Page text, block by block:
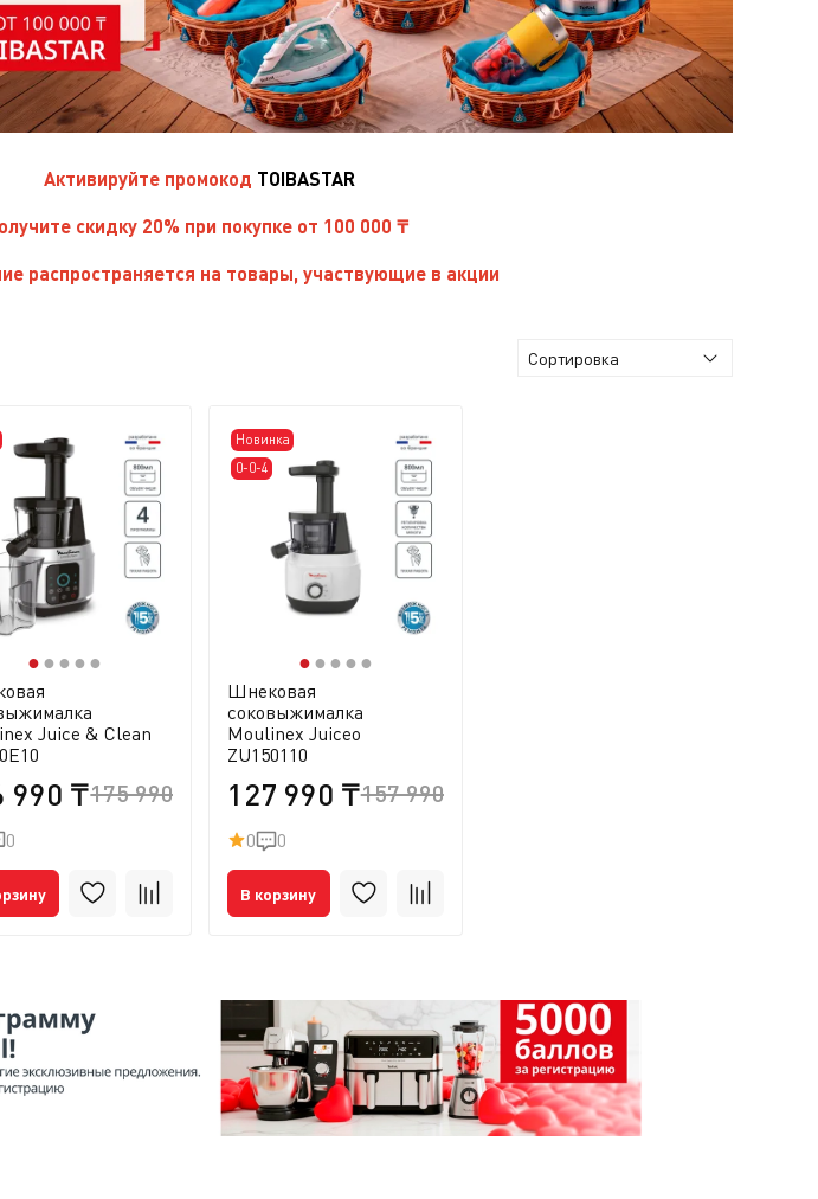
Активируйте промокод TOIBASTAR
скидку 20% при покупке от 100 000 ₸
распространяется на товары, участвующие в акции
●● ● ● ●
Juice & Clean
990 ₸175 990 ₸
0
Новинка
0-0-4
●● ● ● ●
Шнековая
соковыжималка
Moulinex Juiceo
ZU150110
127 990 ₸157 990 ₸
0 0
В корзину